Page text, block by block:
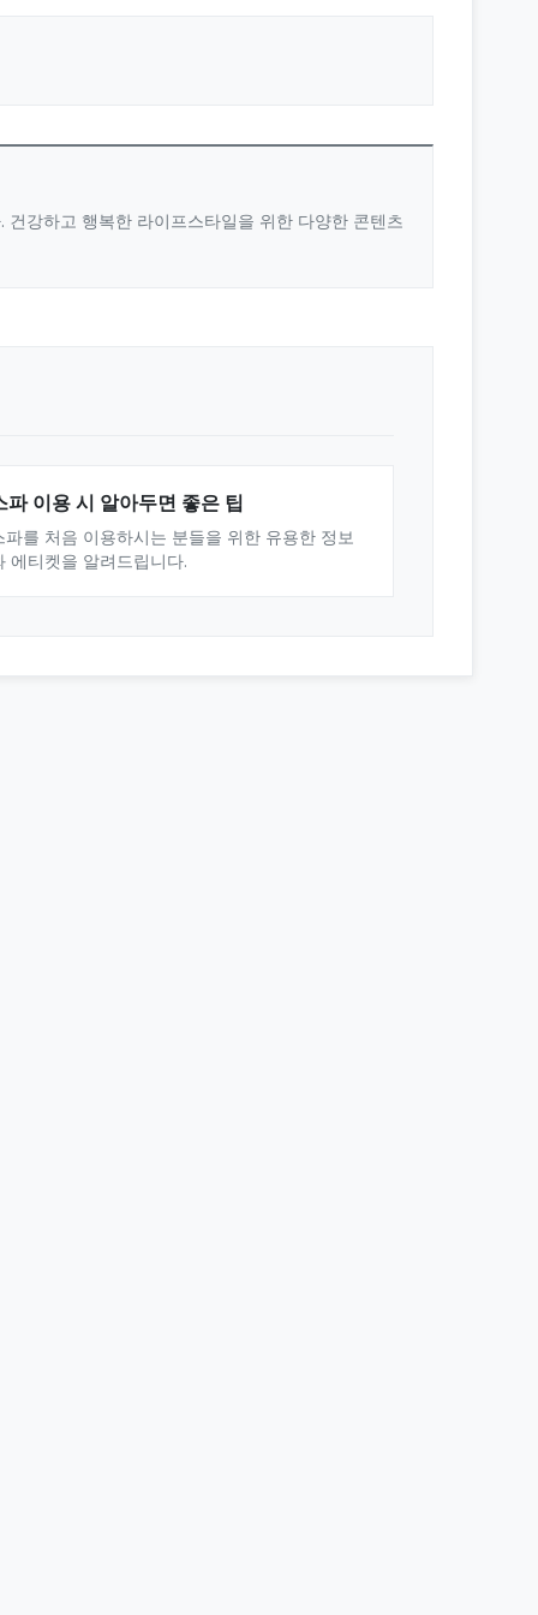
강하고 행복한 라이프스타일을 위한 다양한 콘텐츠
파 이용 시 알아두면 좋은 팁
파를 처음 이용하시는 분들을 위한 유용한 정보
에티켓을 알려드립니다.